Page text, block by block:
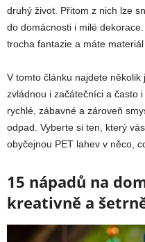
druhý život. Přitom z nich lze
do domácnosti i milé
trocha fantazie a máte
V tomto článku najdete
zvládnou i začátečníci a často
rychlé, zábavné a zároveň
odpad. Vyberte si ten, který
obyčejnou PET lahev v něco,
15 nápadů na
kreativně a